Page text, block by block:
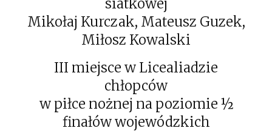
siatkowej
Mikołaj Kurczak, Mateusz Guzek,
Miłosz Kowalski
III miejsce w Licealiadzie
chłopców
w piłce nożnej na poziomie ½
finałów wojewódzkich